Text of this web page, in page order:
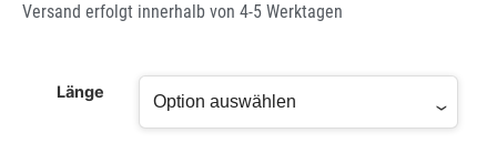
Versand erfolgt innerhalb von 4-5 Werktagen
Länge